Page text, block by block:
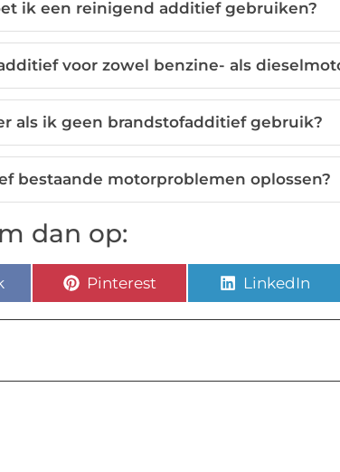
ik een reinigend additief gebruiken?
voor zowel benzine- als
als ik geen brandstofadditief gebruik?
bestaande motorproblemen oplossen?
dan op:
Pinterest LinkedIn